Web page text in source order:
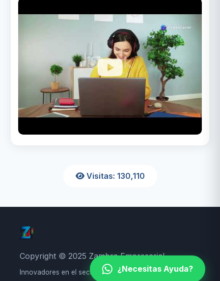
Visitas: 130,110
Copyright © 2025 Zambra Empresarial
Innovadores en el sector educativo, público y privado
¿Necesitas Ayuda?